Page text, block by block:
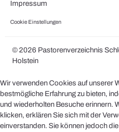
Impressum
Cookie Einstellungen
© 2026 Pastorenverzeichnis
Holstein
Wir verwenden Cookies auf unserer
bestmögliche Erfahrung zu bieten,
und wiederholten Besuche erinnern.
klicken, erklären Sie sich mit der
einverstanden. Sie können jedoch